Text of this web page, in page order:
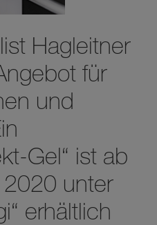
Hagleitner
für
und
Gel“ ist ab
unter
erhältlich